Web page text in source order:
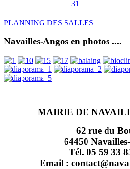
31
PLANNING DES SALLES
Navailles-Angos en photos ....
MAIRIE DE
62 rue du
64450
Tél. 05 59 33
Email :